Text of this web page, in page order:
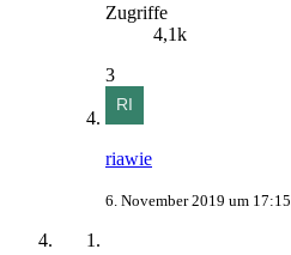
Zugriffe
4,1k
3
riawie
6. November 2019 um 17:15